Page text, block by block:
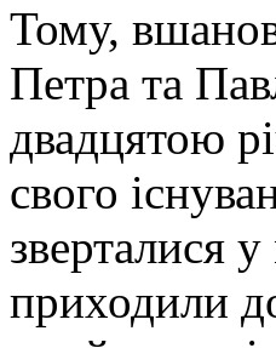
Тому,
Петра та
двадцятою
свого
зверталися
приходили